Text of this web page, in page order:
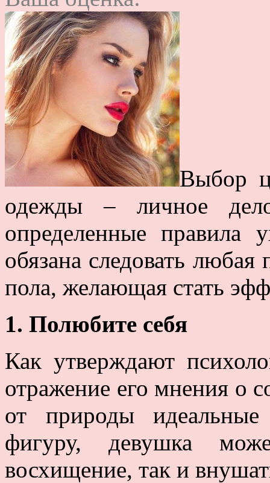
Выбор
одежды – личное
определенные
обязана следовать любая
пола, желающая стать
1. Полюбите себя
Как утверждают
отражение его мнения о
от природы
фигуру, девушка
восхищение, так и